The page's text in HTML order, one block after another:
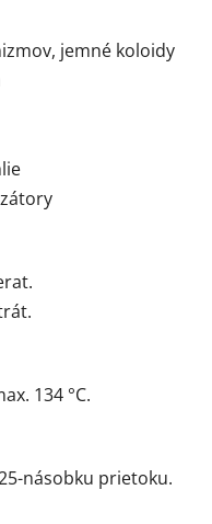
jemné koloidy
134 °C.
násobku prietoku.